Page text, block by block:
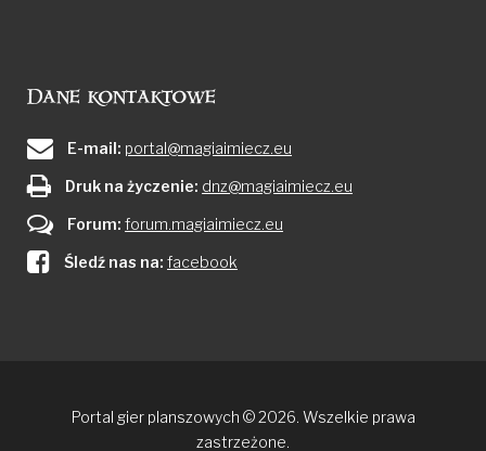
Dane kontaktowe
E-mail: portal@magiaimiecz.eu
Druk na życzenie: dnz@magiaimiecz.eu
Forum: forum.magiaimiecz.eu
Śledź nas na: facebook
Portal gier planszowych © 2026. Wszelkie prawa
zastrzeżone.